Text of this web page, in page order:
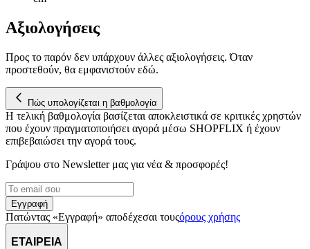
Αξιολογήσεις
Προς το παρόν δεν υπάρχουν άλλες αξιολογήσεις. Όταν
προστεθούν, θα εμφανιστούν εδώ.
Πώς υπολογίζεται η βαθμολογία
Η τελική βαθμολογία βασίζεται αποκλειστικά σε κριτικές χρηστών
που έχουν πραγματοποιήσει αγορά μέσω SHOPFLIX ή έχουν
επιβεβαιώσει την αγορά τους.
Γράψου στο Νewsletter μας για νέα & προσφορές!
Εγγραφή
Πατώντας «Εγγραφή» αποδέχεσαι τουςόρους χρήσης
ΕΤΑΙΡΕΙΑ